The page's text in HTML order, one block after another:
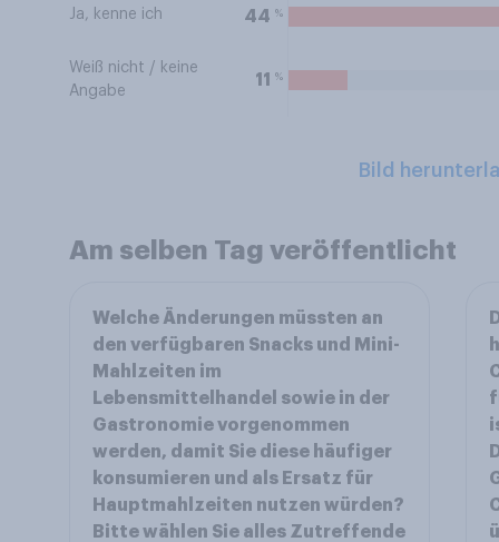
Ja, kenne ich 44 %
Weiß nicht / keine
Angabe
11 %
Bild
Am selben Tag veröffentlicht
Welche Änderungen müssten an
den verfügbaren Snacks und Mini-
Mahlzeiten im
Lebensmittelhandel sowie in der
Gastronomie vorgenommen
werden, damit Sie diese häufiger
konsumieren und als Ersatz für
Hauptmahlzeiten nutzen würden?
Bitte wählen Sie alles Zutreffende